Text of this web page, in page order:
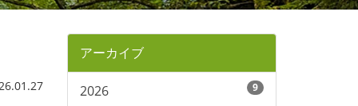
アーカイブ
2026 9